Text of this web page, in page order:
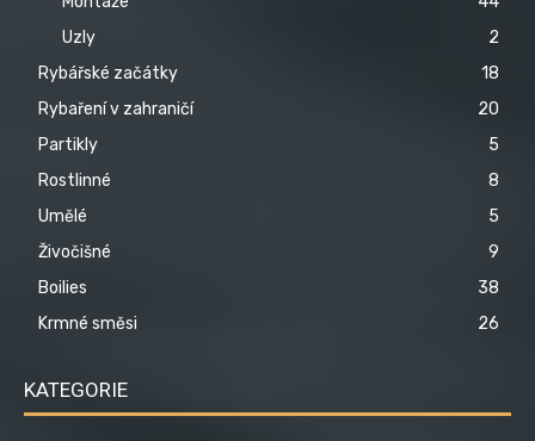
Uzly
2
Rybářské začátky
18
Rybaření v zahraničí
20
Partikly
5
Rostlinné
8
Umělé
5
Živočišné
9
Boilies
38
Krmné směsi
26
KATEGORIE